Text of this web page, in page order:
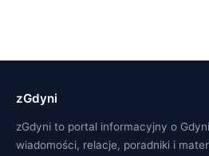
zGdyni
zGdyni to portal informacyjny o
wiadomości, relacje, poradniki i